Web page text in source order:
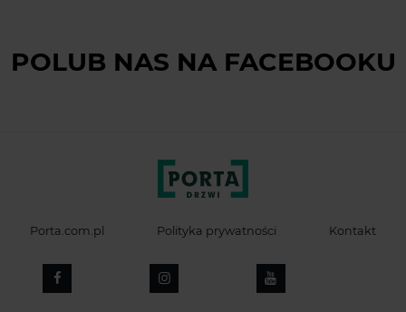
POLUB NAS NA FACEBOOKU
Porta.com.pl Polityka prywatności Kontakt